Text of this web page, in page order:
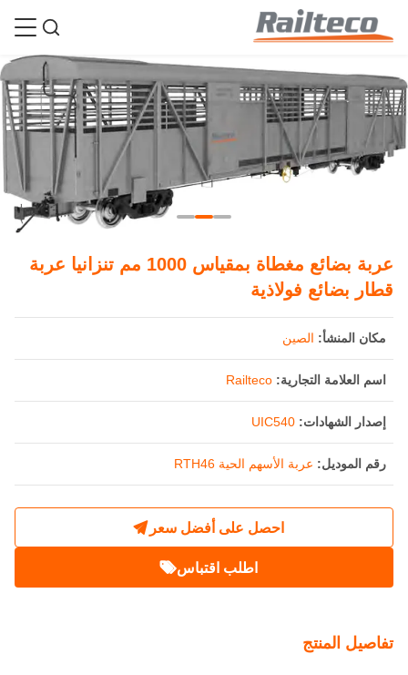
عربة بضائع مغطاة بمقياس 1000 مم تنزانيا عربة
قطار بضائع فولاذية
مكان المنشأ: الصين
اسم العلامة التجارية: Railteco
إصدار الشهادات: UIC540
رقم الموديل: عربة الأسهم الحية RTH46
احصل على أفضل سعر
اطلب اقتباس
تفاصيل المنتج